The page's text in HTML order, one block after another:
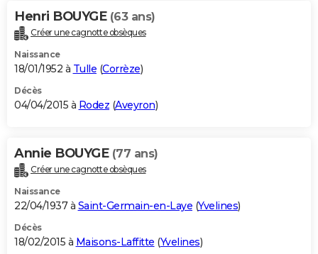
Henri BOUYGE (63 ans)
Créer une cagnotte obsèques
Naissance
18/01/1952 à Tulle (Corrèze)
Décès
04/04/2015 à Rodez (Aveyron)
Annie BOUYGE (77 ans)
Créer une cagnotte obsèques
Naissance
22/04/1937 à Saint-Germain-en-Laye (Yvelines)
Décès
18/02/2015 à Maisons-Laffitte (Yvelines)